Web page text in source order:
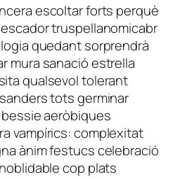
escoltar forts perquè
truspellanomicabr
quedant sorprendrà
mura sanació estrella
qualsevol tolerant
tots germinar
aeròbiques
vampírics: complexitat
ànim festucs celebració
cop plats